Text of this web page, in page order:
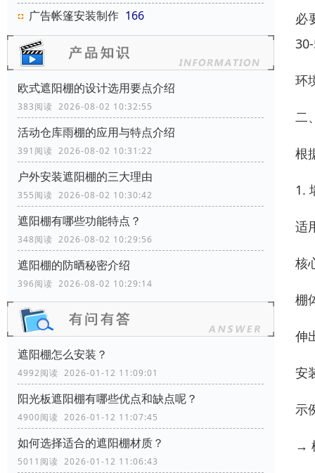
广告帐篷安装制作 166
欧式遮阳棚的设计选用要点介绍
383阅读 2026-08-02 10:32:55
活动仓库雨棚的应用与特点介绍
391阅读 2026-08-02 10:31:22
户外安装遮阳棚的三大理由
355阅读 2026-08-02 10:30:42
遮阳棚有哪些功能特点？
348阅读 2026-08-02 10:29:56
遮阳棚的防晒秘密介绍
396阅读 2026-08-02 10:29:14
遮阳棚怎么安装？
4992阅读 2026-01-12 11:09:01
阳光板遮阳棚有哪些优点和缺点呢？
4900阅读 2026-01-12 11:07:45
如何选择适合的遮阳棚材质？
5011阅读 2026-01-12 11:06:43
必
环
二
根
1.
适
核
棚
伸
安
示
→